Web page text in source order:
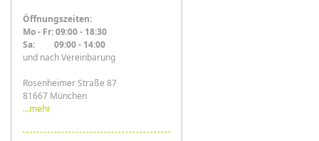
Öffnungszeiten:
Mo - Fr: 09:00 - 18:30
Sa: 09:00 - 14:00
und nach Vereinbarung
Rosenheimer Straße 87
81667 München
...mehr